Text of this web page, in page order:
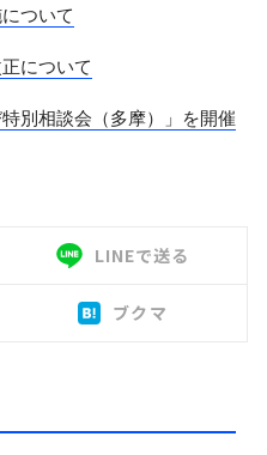
ついて
について
別相談会（多摩）」を開催
LINEで送る
ブクマ